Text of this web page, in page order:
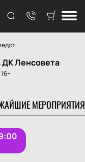
ДК Ленсовета
16+
МЕРОПРИЯТИЯ